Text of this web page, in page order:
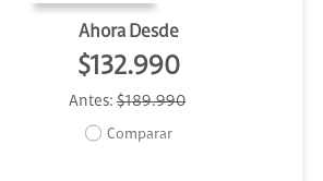
Ahora Desde
$132.990
Antes: $189.990
Comparar